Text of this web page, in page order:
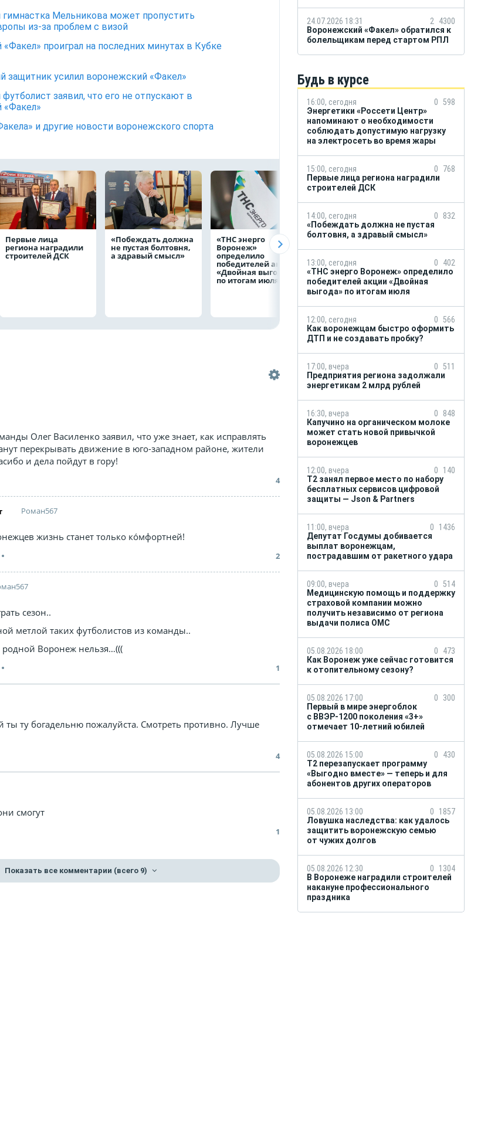
гимнастка Мельникова может пропустить
из-за проблем с визой
проиграл на последних минутах в Кубке
защитник усилил воронежский «Факел»
заявил, что его не отпускают в
«Факел»
и другие новости воронежского спорта
Первые лица
региона наградили
строителей ДСК
«Побеждать должна
не пустая болтовня,
а здравый смысл»
«ТНС энерго
Воронеж»
определило
победителей акции
«Двойная выгода»
по итогам июля
Как воронежцам
быстро оформить
пробку?
региона
рублей
Олег Василенко заявил, что уже знает, как исправлять
перекрывать движение в юго-западном районе, жители
и дела пойдут в гору!
4
Роман567
жизнь станет только ко́мфортней!
2
сезон..
метлой таких футболистов из команды..
родной Воронеж нельзя…(((
1
ты ту богадельню пожалуйста. Смотреть противно. Лучше
4
смогут
1
Показать все комментарии (всего 9)
24.07.2026 18:31 2
4300
Воронежский «Факел» обратился к
болельщикам перед стартом РПЛ
Будь в курсе
16:00, сегодня 0 598
Энергетики «Россети Центр»
напоминают о необходимости
соблюдать допустимую нагрузку
на электросеть во время жары
15:00, сегодня 0
768
Первые лица региона наградили
строителей ДСК
14:00, сегодня 0
832
«Побеждать должна не пустая
болтовня, а здравый смысл»
13:00, сегодня 0
402
«ТНС энерго Воронеж» определило
победителей акции «Двойная
выгода» по итогам июля
12:00, сегодня 0 566
Как воронежцам быстро оформить
ДТП и не создавать пробку?
17:00, вчера 0 511
Предприятия региона задолжали
энергетикам 2 млрд рублей
16:30, вчера 0
848
Капучино на органическом молоке
может стать новой привычкой
воронежцев
12:00, вчера 0
140
Т2 занял первое место по набору
бесплатных сервисов цифровой
защиты — Json & Partners
11:00, вчера 0
1436
Депутат Госдумы добивается
выплат воронежцам,
пострадавшим от ракетного удара
09:00, вчера 0 514
Медицинскую помощь и поддержку
страховой компании можно
получить независимо от региона
выдачи полиса ОМС
05.08.2026 18:00 0
473
Как Воронеж уже сейчас готовится
к отопительному сезону?
05.08.2026 17:00 0
300
Первый в мире энергоблок
с ВВЭР-1200 поколения «3+»
отмечает 10-летний юбилей
05.08.2026 15:00 0
430
Т2 перезапускает программу
«Выгодно вместе» — теперь и для
абонентов других операторов
05.08.2026 13:00 0
1857
Ловушка наследства: как удалось
защитить воронежскую семью
от чужих долгов
05.08.2026 12:30 0
1304
В Воронеже наградили строителей
накануне профессионального
праздника